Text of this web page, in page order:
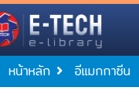
หน้าหลัก อีแมกกาซีน